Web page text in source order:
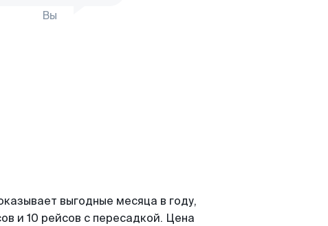
Вы
выгодные месяца в году,
и 10 рейсов с пересадкой. Цена